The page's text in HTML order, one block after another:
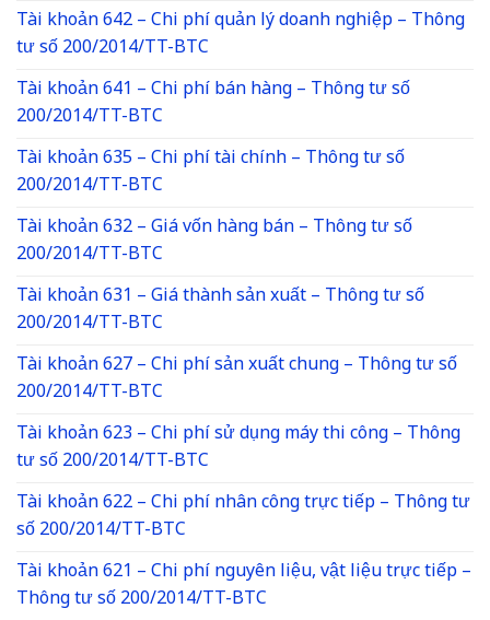
Tài khoản 642 – Chi phí quản lý doanh nghiệp – Thông
tư số 200/2014/TT-BTC
Tài khoản 641 – Chi phí bán hàng – Thông tư số
200/2014/TT-BTC
Tài khoản 635 – Chi phí tài chính – Thông tư số
200/2014/TT-BTC
Tài khoản 632 – Giá vốn hàng bán – Thông tư số
200/2014/TT-BTC
Tài khoản 631 – Giá thành sản xuất – Thông tư số
200/2014/TT-BTC
Tài khoản 627 – Chi phí sản xuất chung – Thông tư số
200/2014/TT-BTC
Tài khoản 623 – Chi phí sử dụng máy thi công – Thông
tư số 200/2014/TT-BTC
Tài khoản 622 – Chi phí nhân công trực tiếp – Thông tư
số 200/2014/TT-BTC
Tài khoản 621 – Chi phí nguyên liệu, vật liệu trực tiếp –
Thông tư số 200/2014/TT-BTC